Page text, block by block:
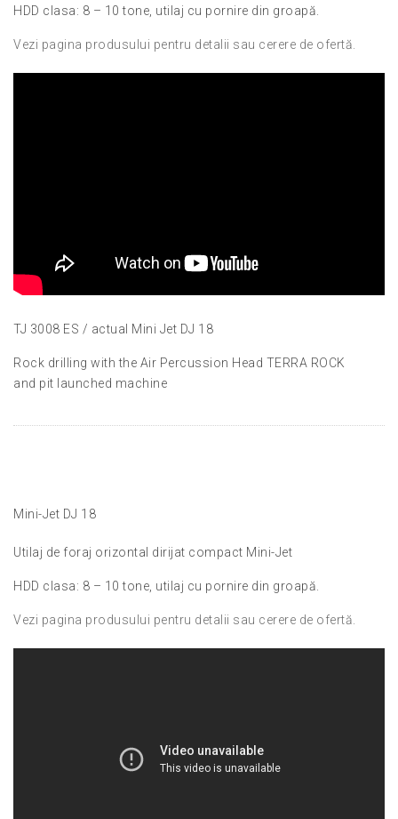
HDD clasa: 8 – 10 tone, utilaj cu pornire din groapă.
Vezi pagina produsului pentru detalii sau cerere de ofertă.
TJ 3008 ES / actual Mini Jet DJ 18
Rock drilling with the Air Percussion Head TERRA ROCK
and pit launched machine
Mini-Jet DJ 18
Utilaj de foraj orizontal dirijat compact Mini-Jet
HDD clasa: 8 – 10 tone, utilaj cu pornire din groapă.
Vezi pagina produsului pentru detalii sau cerere de ofertă.